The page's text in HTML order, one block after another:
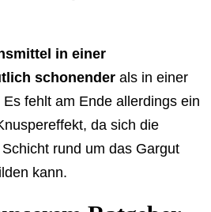
in einer
schonender als in einer
fehlt am Ende allerdings ein
da sich die
rund um das Gargut
kann.